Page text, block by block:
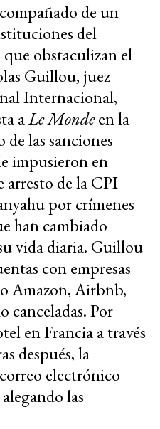
de un
del
obstaculizan el
Guillou, juez
Internacional,
aLe Mondeen la
las sanciones
impusieron en
arresto de la CPI
por crímenes
han cambiado
vida diaria. Guillou
con empresas
Amazon, Airbnb,
canceladas. Por
en Francia a través
después, la
electrónico
las